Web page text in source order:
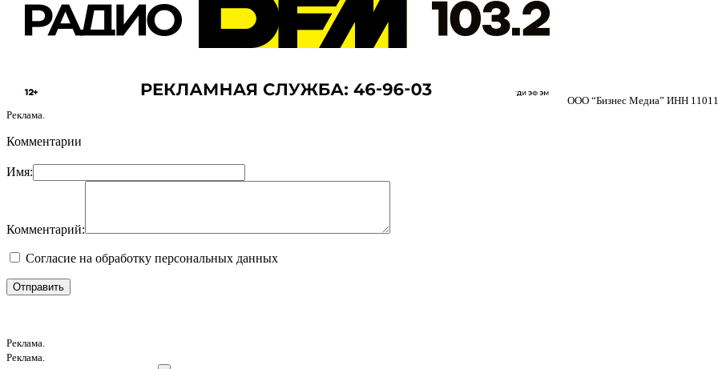
ООО “Бизнес Медиа” ИНН
Реклама.
Комментарии
Имя:
Комментарий:
Согласие на обработку персональных данных
Реклама.
Реклама.